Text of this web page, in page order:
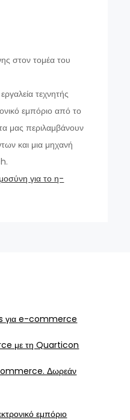
στον τομέα του
τεχνητής
εμπόριο από το
μας περιλαμβάνουν
και μια μηχανή
για το η-
για e-commerce
με τη Quarticon
Δωρεάν
εμπόριο